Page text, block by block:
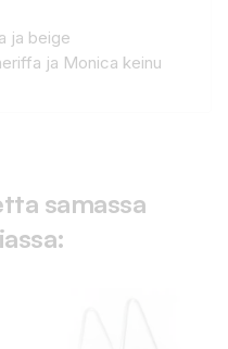
ja beige
ja Monica keinu
samassa